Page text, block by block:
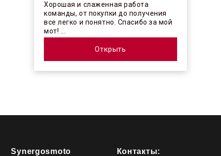
Хорошая и слаженная работа
команды, от покупки до получения
все легко и понятно. Спасибо за мой
мот! ...
Открыть
Synergosmoto Контакты: